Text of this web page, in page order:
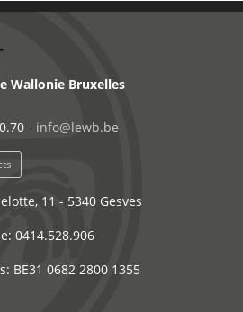
Wallonie Bruxelles
- info@lewb.be
11 - 5340 Gesves
0414.528.906
BE31 0682 2800 1355